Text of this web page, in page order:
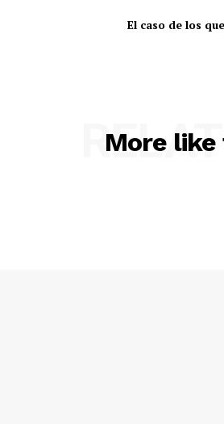
El caso de los
More like